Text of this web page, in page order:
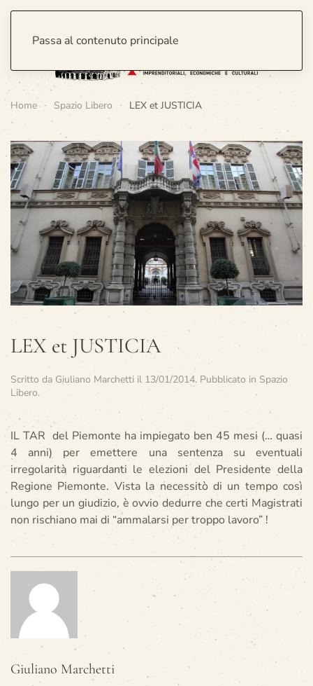
Passa al contenuto principale
Home Spazio Libero LEX et JUSTICIA
LEX et JUSTICIA
Scritto da Giuliano Marchetti il 13/01/2014. Pubblicato in Spazio
Libero.
IL TAR del Piemonte ha impiegato ben 45 mesi (… quasi
4 anni) per emettere una sentenza su eventuali
irregolarità riguardanti le elezioni del Presidente della
Regione Piemonte. Vista la necessitò di un tempo così
lungo per un giudizio, è ovvio dedurre che certi Magistrati
non rischiano mai di “ammalarsi per troppo lavoro” !
Giuliano Marchetti